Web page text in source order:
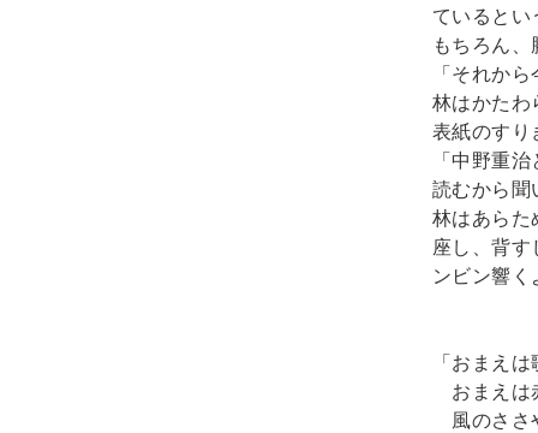
ているとい
もちろん
「それか
林はかたわ
表紙のすり
「中野重
読むから聞
林はあらた
座し、背
ンビン響
「おまえ
おまえは
風のささ